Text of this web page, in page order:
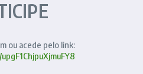
ou acede pelo link: